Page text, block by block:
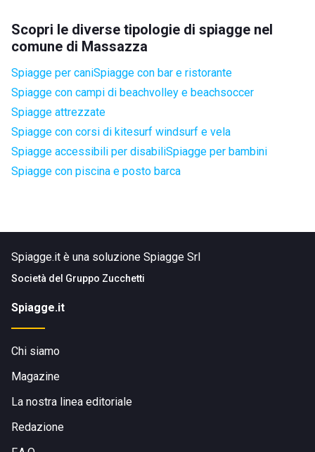
Scopri le diverse tipologie di spiagge nel
comune di Massazza
Spiagge per caniSpiagge con bar e ristorante
Spiagge con campi di beachvolley e beachsoccer
Spiagge attrezzate
Spiagge con corsi di kitesurf windsurf e vela
Spiagge accessibili per disabiliSpiagge per bambini
Spiagge con piscina e posto barca
Spiagge.it è una soluzione Spiagge Srl
Società del Gruppo Zucchetti
Spiagge.it
Chi siamo
Magazine
La nostra linea editoriale
Redazione